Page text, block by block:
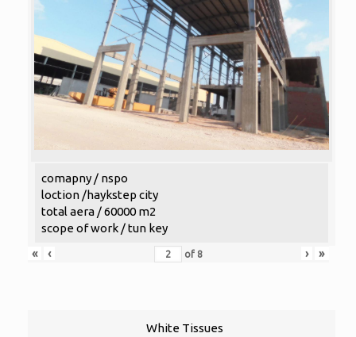
comapny / nspo
loction /haykstep city
total aera / 60000 m2
scope of work / tun key
«
‹ of 8 › »
White Tissues